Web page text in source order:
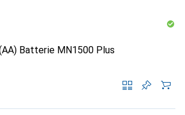
Batterie MN1500 Plus